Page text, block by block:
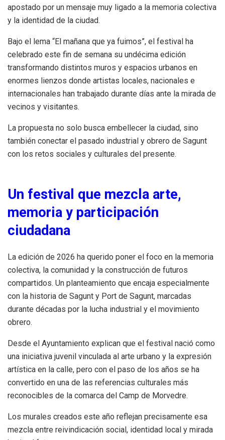
apostado por un mensaje muy ligado a la memoria colectiva
y la identidad de la ciudad.
Bajo el lema “El mañana que ya fuimos”, el festival ha
celebrado este fin de semana su undécima edición
transformando distintos muros y espacios urbanos en
enormes lienzos donde artistas locales, nacionales e
internacionales han trabajado durante días ante la mirada de
vecinos y visitantes.
La propuesta no solo busca embellecer la ciudad, sino
también conectar el pasado industrial y obrero de Sagunt
con los retos sociales y culturales del presente.
Un festival que mezcla arte,
memoria y participación
ciudadana
La edición de 2026 ha querido poner el foco en la memoria
colectiva, la comunidad y la construcción de futuros
compartidos. Un planteamiento que encaja especialmente
con la historia de Sagunt y Port de Sagunt, marcadas
durante décadas por la lucha industrial y el movimiento
obrero.
Desde el Ayuntamiento explican que el festival nació como
una iniciativa juvenil vinculada al arte urbano y la expresión
artística en la calle, pero con el paso de los años se ha
convertido en una de las referencias culturales más
reconocibles de la comarca del Camp de Morvedre.
Los murales creados este año reflejan precisamente esa
mezcla entre reivindicación social, identidad local y mirada